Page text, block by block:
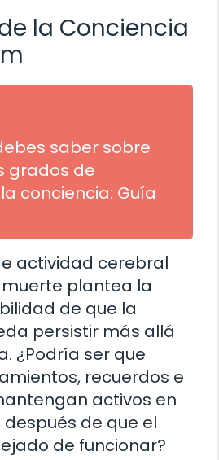
la Conciencia
saber sobre
grados de
conciencia: Guía
actividad cerebral
plantea la
de que la
persistir más allá
¿Podría ser que
recuerdos e
activos en
de que el
de funcionar?